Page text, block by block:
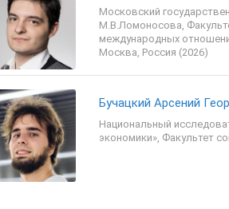
Московский
М.В.Ломоносова,
международных
Москва, Россия (2026)
Бучацкий Арсений
Национальный
экономики», Факультет